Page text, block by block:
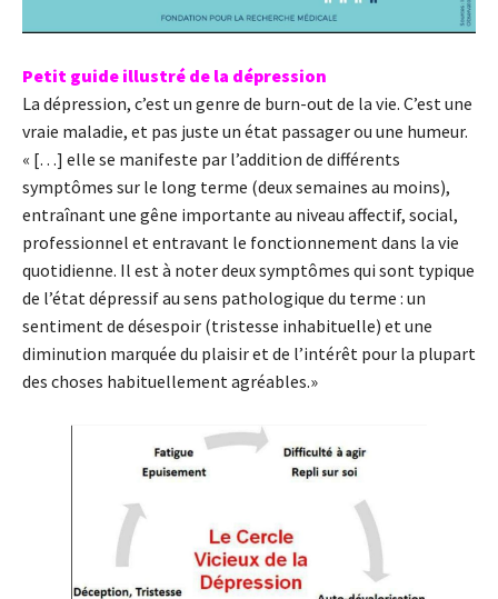
Petit guide illustré de la dépression
La dépression, c’est un genre de burn-out de la vie. C’est une
vraie maladie, et pas juste un état passager ou une humeur.
« […] elle se manifeste par l’addition de différents
symptômes sur le long terme (deux semaines au moins),
entraînant une gêne importante au niveau affectif, social,
professionnel et entravant le fonctionnement dans la vie
quotidienne. Il est à noter deux symptômes qui sont typique
de l’état dépressif au sens pathologique du terme : un
sentiment de désespoir (tristesse inhabituelle) et une
diminution marquée du plaisir et de l’intérêt pour la plupart
des choses habituellement agréables.»